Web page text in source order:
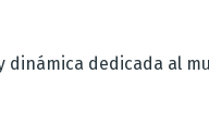
dinámica dedicada al